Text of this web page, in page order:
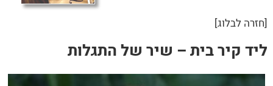
'סגור תפריט'
[חזרה לבלוג]
ליד קיר בית – שיר של התגלות